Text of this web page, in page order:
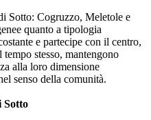
Sotto: Cogruzzo, Meletole e
quanto a tipologia
e partecipe con il centro,
stesso, mantengono
alla loro dimensione
senso della comunità.
Sotto